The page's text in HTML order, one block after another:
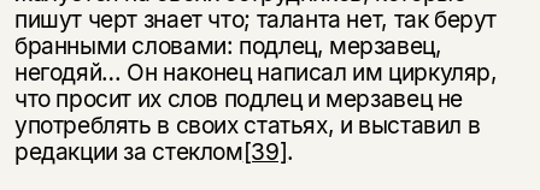
пишут черт знает что; таланта нет, так берут
бранными словами: подлец, мерзавец,
негодяй… Он наконец написал им циркуляр,
что просит их слов подлец и мерзавец не
употреблять в своих статьях, и выставил в
редак­ции за стеклом[39].